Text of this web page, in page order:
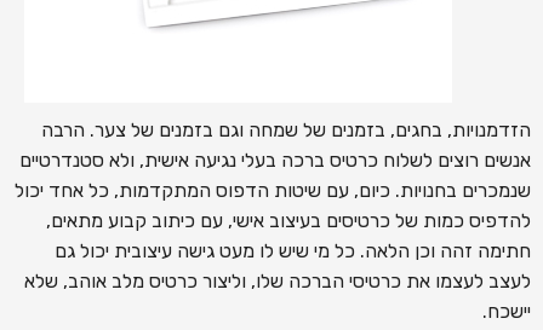
הזדמנויות, בחגים, בזמנים של שמחה וגם בזמנים של צער. הרבה
אנשים רוצים לשלוח כרטיס ברכה בעלי נגיעה אישית, ולא סטנדרטיים
שנמכרים בחנויות. כיום, עם שיטות הדפוס המתקדמות, כל אחד יכול
להדפיס כמות של כרטיסים בעיצוב אישי, עם כיתוב קבוע מתאים,
חתימה זהה וכן הלאה. כל מי שיש לו מעט גישה עיצובית יכול גם
לעצב לעצמו את כרטיסי הברכה שלו, וליצור כרטיס מלב אוהב, שלא
יישכח.